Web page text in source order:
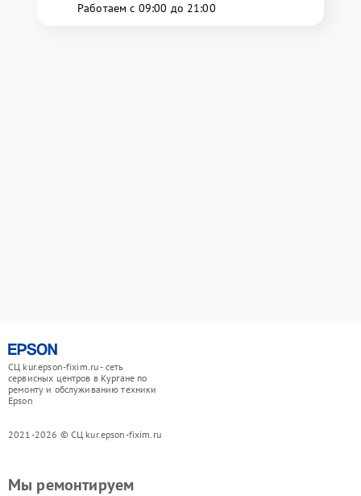
Работаем с 09:00 до 21:00
СЦ kur.epson-fixim.ru - сеть
сервисных центров в Кургане по
ремонту и обслуживанию техники
Epson
2021-2026 © СЦ kur.epson-fixim.ru
Мы ремонтируем